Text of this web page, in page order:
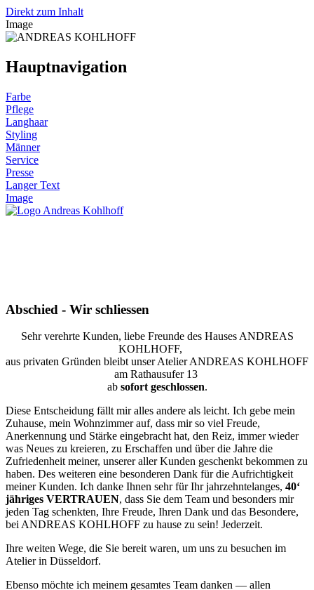
Direkt zum Inhalt
Image
Hauptnavigation
Farbe
Pflege
Langhaar
Styling
Männer
Service
Presse
Langer Text
Image
Abschied - Wir schliessen
Sehr verehrte Kunden, liebe Freunde des Hauses ANDREAS
KOHLHOFF,
aus privaten Gründen bleibt unser Atelier ANDREAS KOHLHOFF
am Rathausufer 13
ab sofort geschlossen.
Diese Entscheidung fällt mir alles andere als leicht. Ich gebe mein
Zuhause, mein Wohnzimmer auf, dass mir so viel Freude,
Anerkennung und Stärke eingebracht hat, den Reiz, immer wieder
was Neues zu kreieren, zu Erschaffen und über die Jahre die
Zufriedenheit meiner, unserer aller Kunden geschenkt bekommen zu
haben. Des weiteren eine besonderen Dank für die Aufrichtigkeit
meiner Kunden. Ich danke Ihnen sehr für Ihr jahrzehntelanges, 40‘
jähriges VERTRAUEN, dass Sie dem Team und besonders mir
jeden Tag schenkten, Ihre Freude, Ihren Dank und das Besondere,
bei ANDREAS KOHLHOFF zu hause zu sein! Jederzeit.
Ihre weiten Wege, die Sie bereit waren, um uns zu besuchen im
Atelier in Düsseldorf.
Ebenso möchte ich meinem gesamtes Team danken — allen